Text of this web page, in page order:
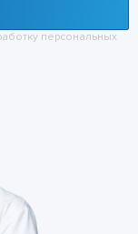
персональных